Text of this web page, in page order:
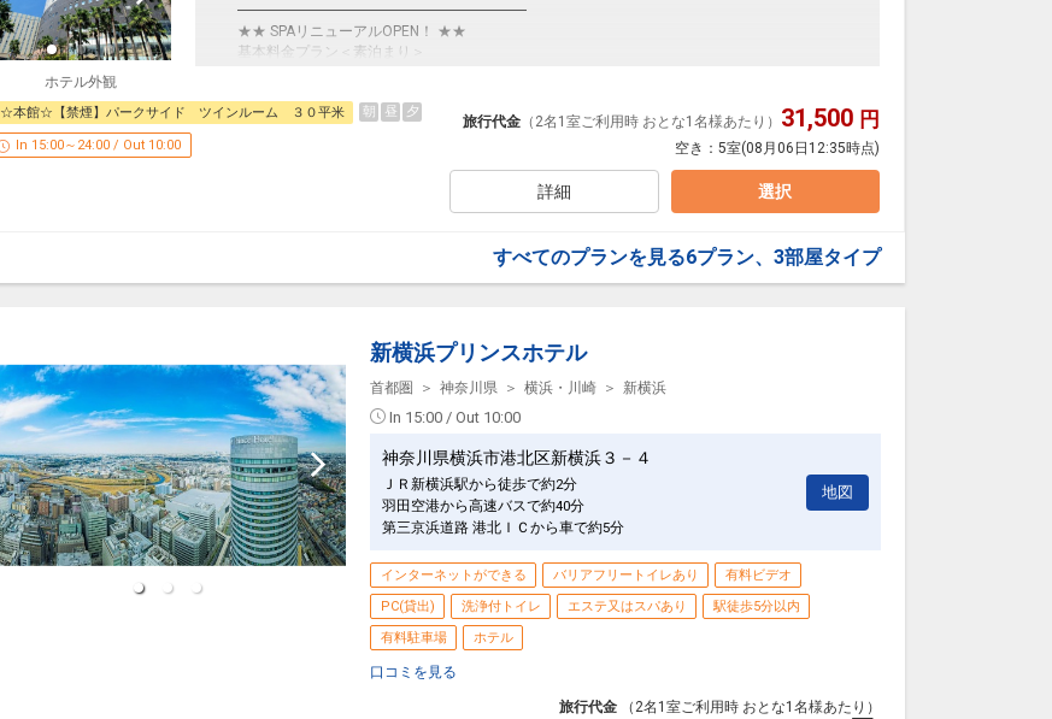
※タトゥーをされている方は当社指定のカバーシールで隠せる場合はご利用可能です。
【ご予約完了後の朝食追加について】
本館4階SPA（大浴場）が、ご滞在中料金不要にてご利用いただけます。(一部有料施設有り）
※スパ営業時間 11:00～翌朝9:00
設定期間：2026年2月27日～2027年1月31日
インターネットコース番号：DP-2-200000044058
ホテル外観
━━━━━━━━━━━━━━━━━━━━
★★ SPAリニューアルOPEN！ ★★
基本料金プラン＜素泊まり＞
ご宿泊のみのシンプルなプランです。
・ご宿泊のお客様は【本館4階SPA(大浴場)】を料金不要でご利用いただけます。
（朝風呂営業時間…5:00～9:00）
※浴室清掃時間(深夜1:00～5:00)はご利用いただけません。
※タトゥーをされている方は当社指定のカバーシールで隠せる場合はご利用可能です。
【ご予約完了後の朝食追加について】
素泊りプランでご予約いただいても、朝食バイキングの追加が可能です。
（チェックイン時にフロントにてお申し付けください）
【ご宿泊のお客様にうれしい特色！！】
本館4階SPA（大浴場）が、ご滞在中料金不要にてご利用いただけます。(一部有料施設有り）
※スパ営業時間 11:00～翌朝9:00
（浴室清掃時間 深夜1:00～5:00）
※チェックイン前からもご利用いただけます！
設定期間：2026年2月27日～2027年1月31日
インターネットコース番号：DP-2-200000044058
☆本館☆【禁煙】パークサイド ツインルーム ３０平米 朝 昼 夕
In 15:00～24:00 / Out 10:00
旅行代金 （2名1室ご利用時 おとな1名様あたり） 31,500 円
空き： 5室(08月06日12:35時点)
詳細 選択
すべてのプランを見る6プラン、3部屋タイプ
新横浜プリンスホテル
首都圏 神奈川県 横浜・川崎 新横浜
In 15:00 / Out 10:00
神奈川県横浜市港北区新横浜３－４
ＪＲ新横浜駅から徒歩で約2分
羽田空港から高速バスで約40分
第三京浜道路 港北ＩＣから車で約5分
地図
インターネットができる バリアフリートイレあり
有料ビデオ
PC(貸出)
洗浄付トイレ エステ又はスパあり
駅徒歩5分以内
有料駐車場
ホテル
口コミを見る
旅行代金 （2名1室ご利用時 おとな1名様あたり）